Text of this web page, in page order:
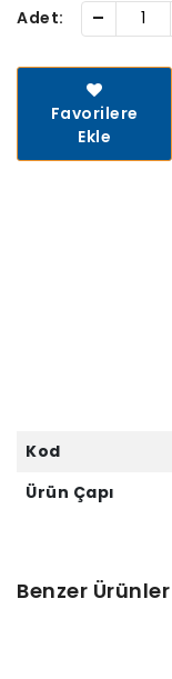
Adet: -
Favorilere
Ekle
Kod
Ürün Çapı
Benzer Ürünler